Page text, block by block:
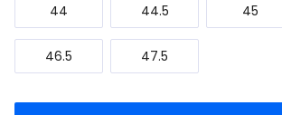
44 44.5 45
46.5 47.5